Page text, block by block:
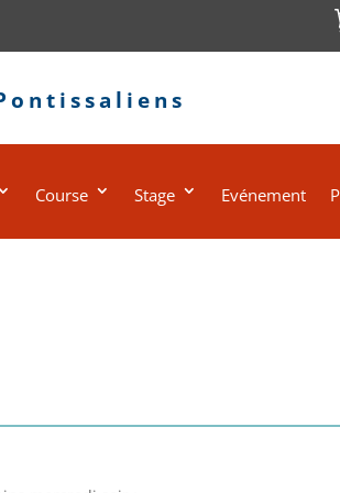
Course Stage Evénement